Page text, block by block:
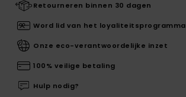
Retourneren binnen 30 dagen
Word lid van het loyaliteitsprogramma
Onze eco-verantwoordelijke inzet
100% veilige betaling
Hulp nodig?